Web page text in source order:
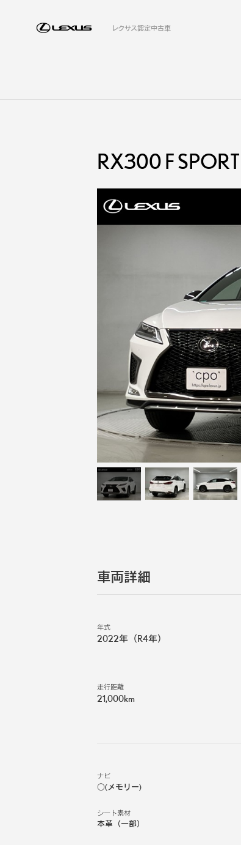
レクサス認定中古車
RX300 F
車両詳細
年式
2022年（R4年）
走行距離
21,000km
ナビ
○(メモリー)
シート素材
本革（一部）